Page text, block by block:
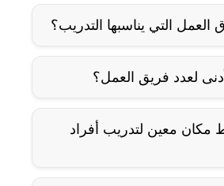
التي يناسبها التدريب؟
لعدد فريق العمل؟
معين لتدريب أفراد